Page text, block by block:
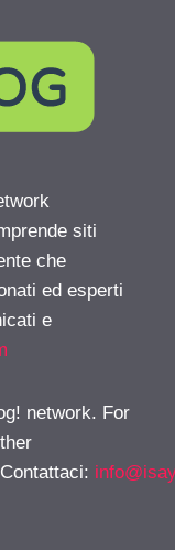
siti
che
ed esperti
e
network. For
: